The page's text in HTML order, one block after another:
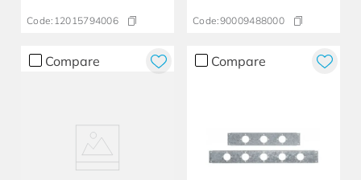
Code: 12015794006 Code:90009488000
Compare Compare